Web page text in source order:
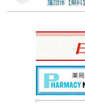
護団体【無料】